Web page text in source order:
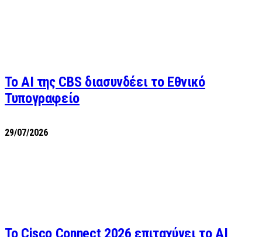
Το AI της CBS διασυνδέει το Εθνικό
Τυπογραφείο
29/07/2026
Το Cisco Connect 2026 επιταχύνει το AI